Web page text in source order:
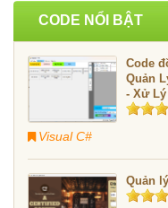
CODE NỔI BẬT
Code
Quản
- Xử Lý
Visual C#
Quản